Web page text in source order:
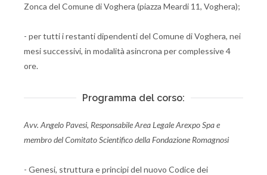
Zonca del Comune di Voghera (piazza Meardi 11, Voghera);
- per tutti i restanti dipendenti del Comune di Voghera, nei
mesi successivi, in modalità asincrona per complessive 4
ore.
Programma del corso:
Avv. Angelo Pavesi, Responsabile Area Legale Arexpo Spa e
membro del Comitato Scientifico della Fondazione Romagnosi
- Genesi, struttura e principi del nuovo Codice dei